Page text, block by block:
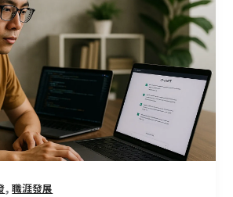
,職涯發展